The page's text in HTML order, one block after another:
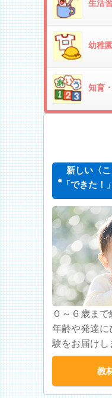
生活
幼稚
知育
新しい〈こ
「できた！
０～６歳まで
年齢や発達に
験をお届けし
教